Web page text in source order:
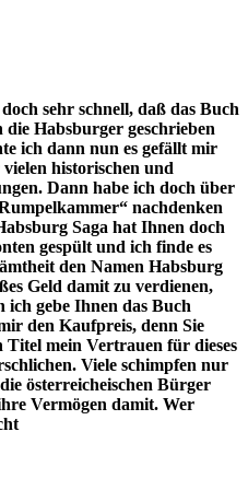
sehr schnell, daß das Buch
die Habsburger geschrieben
ich dann nun es gefällt mir
vielen historischen und
Dann habe ich doch über
nachdenken
Saga hat Ihnen doch
gespült und ich finde es
den Namen Habsburg
Geld damit zu verdienen,
ich gebe Ihnen das Buch
den Kaufpreis, denn Sie
Titel mein Vertrauen für dieses
Viele schimpfen nur
österreicheischen Bürger
Vermögen damit. Wer